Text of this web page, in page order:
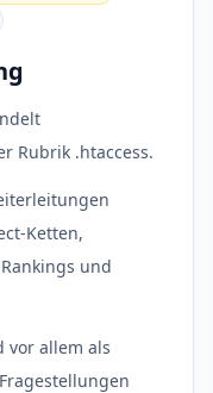
Rubrik .htaccess.
Ketten,
und
vor allem als